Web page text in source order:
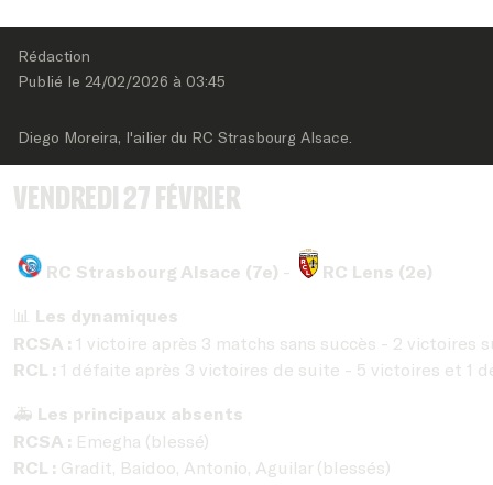
Rédaction
Publié le 24/02/2026 à 03:45
Diego Moreira, l'ailier du RC Strasbourg Alsace.
Vendredi 27 février
RC Strasbourg Alsace (7e) - RC Lens (2e)
📊 Les dynamiques
RCSA : 1 victoire après 3 matchs sans succès - 2 victoires
RCL : 1 défaite après 3 victoires de suite - 5 victoires et 1
🚑 Les principaux absents
RCSA : Emegha (blessé)
RCL : Gradit, Baidoo, Antonio, Aguilar (blessés)